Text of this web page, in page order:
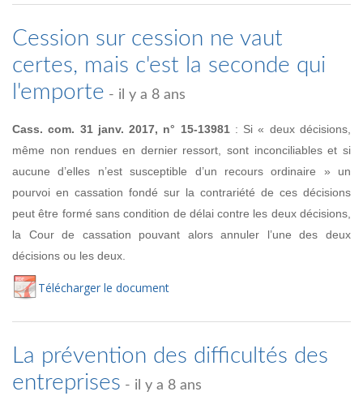
Cession sur cession ne vaut
certes, mais c'est la seconde qui
l'emporte - il y a 8 ans
Cass. com. 31 janv. 2017, n° 15-13981: Si « deux décisions,
même non rendues en dernier ressort, sont inconciliables et si
aucune d’elles n’est susceptible d’un recours ordinaire » un
pourvoi en cassation fondé sur la contrariété de ces décisions
peut être formé sans condition de délai contre les deux décisions,
la Cour de cassation pouvant alors annuler l’une des deux
décisions ou les deux.
Télécharger le document
La prévention des difficultés des
entreprises - il y a 8 ans